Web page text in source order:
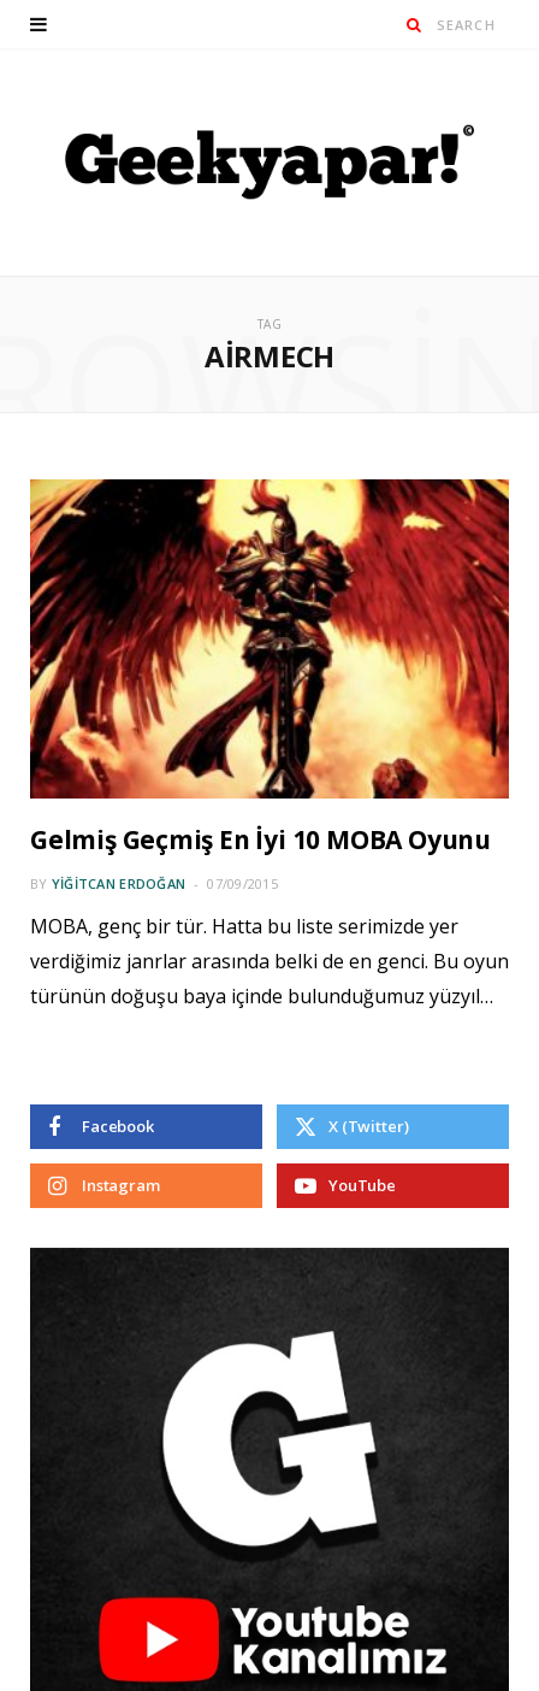
TAG
AIRMECH
Gelmiş Geçmiş En İyi 10 MOBA Oyunu
BY YIĞITCAN ERDOĞAN 07/09/2015
MOBA, genç bir tür. Hatta bu liste serimizde yer
verdiğimiz janrlar arasında belki de en genci. Bu oyun
türünün doğuşu baya içinde bulunduğumuz yüzyıl…
Facebook X (Twitter)
Instagram YouTube